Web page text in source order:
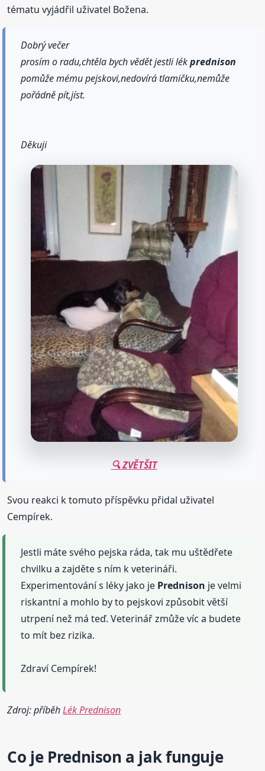
tématu vyjádřil uživatel Božena.
Dobrý večer
prosím o radu,chtěla bych vědět jestli lékprednison
pomůže mému pejskovi,nedovírá tlamičku,nemůže
pořádně pít,jíst.
Děkuji
🔍 ZVĚTŠIT
Svou reakci k tomuto příspěvku přidal uživatel
Cempírek.
Jestli máte svého pejska ráda, tak mu uštědřete
chvilku a zajděte s ním k veterináři.
Experimentování s léky jako je Prednison je velmi
riskantní a mohlo by to pejskovi způsobit větší
utrpení než má teď. Veterinář zmůže víc a budete
to mít bez rizika.
Zdraví Cempírek!
Zdroj: příběhLék Prednison
Co je Prednison a jak funguje